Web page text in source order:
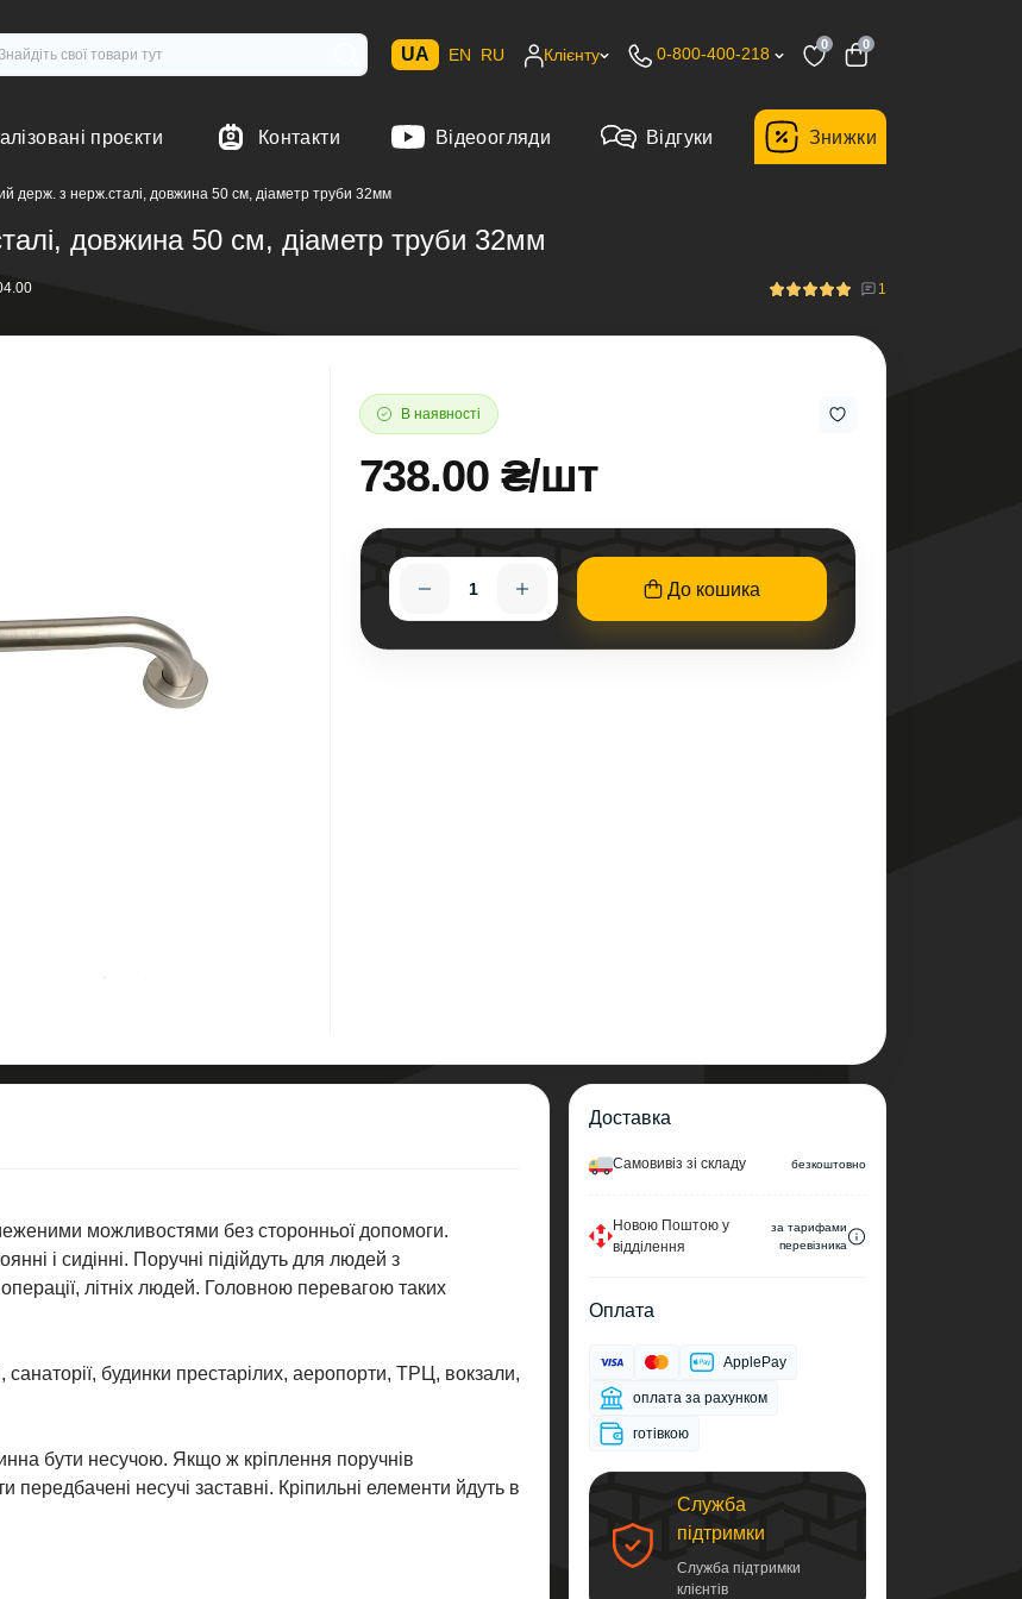
UA EN RU Клієнту 0-800-400-218
0 0
проєкти Контакти Відеоогляди Відгуки Знижки
держ. з нерж.сталі, довжина 50 см, діаметр труби 32мм
довжина 50 см, діаметр труби 32мм
1
В наявності
738.00 ₴/шт
До кошика
Доставка
Самовивіз зі складу безкоштовно
Новою Поштою у
відділення
за тарифами
перевізника
Оплата
ApplePay
оплата за рахунком
готівкою
Служба
підтримки
Служба підтримки
клієнтів
можливостями без сторонньої допомоги.
і сидінні. Поручні підійдуть для людей з
літніх людей. Головною перевагою таких
будинки престарілих, аеропорти, ТРЦ, вокзали,
бути несучою. Якщо ж кріплення поручнів
передбачені несучі заставні. Кріпильні елементи йдуть в